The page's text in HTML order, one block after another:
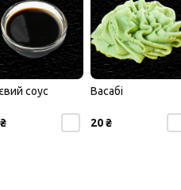
соус Васабі
20 ₴